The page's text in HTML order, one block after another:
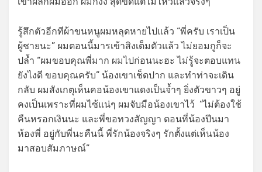
รู้สึกตัวอีกทีผ้าขนหนูผมหลุดหายไปแล้ว “พี่ครับ เราเป็น
ผู้ชายนะ” ผมตอนนี้มารเข้าสิงเต็มตัวแล้ว ไม่ยอมกูก็จะ
ปล้ำ “ผมขอบคุณพี่มาก ผมไปก่อนนะฮะ ไม่รู้จะตอบแทน
ยังไงดี ขอบคุณครับ” น้องเขาเช็ดปาก และทำท่าจะเดิน
กลับ ผมสังเกตุเห็นคอน้องเขาแดงเป็นจ้ำๆ ยิ่งตัวขาวๆ อยู่
คงเป็นเพราะที่ผมไซ้แน่ๆ ผมจับมือน้องเขาไว้ “ไม่ต้องใช้
คืนหรอกเงินนะ และพี่ขอทวงสัญญา ตอนที่น้องปีนมา
ห้องพี่ อยู่กับพี่นะคืนนี้ พี่รักน้องจริงๆ รักตั้งแต่เห็นน้อง
มาสอบสัมภาษณ์”